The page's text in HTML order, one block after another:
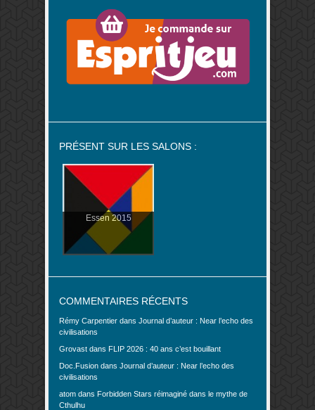
PRÉSENT SUR LES SALONS :
Essen 2015
COMMENTAIRES RÉCENTS
Rémy Carpentier dans Journal d’auteur : Near l’echo des
civilisations
Grovast dans FLIP 2026 : 40 ans c’est bouillant
Doc.Fusion dans Journal d’auteur : Near l’echo des
civilisations
atom dans Forbidden Stars réimaginé dans le mythe de
Cthulhu